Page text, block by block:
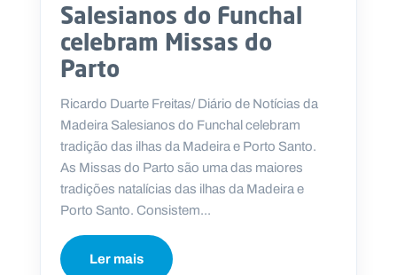
Salesianos do Funchal
celebram Missas do
Parto
Ricardo Duarte Freitas/ Diário de Notícias da
Madeira Salesianos do Funchal celebram
tradição das ilhas da Madeira e Porto Santo.
As Missas do Parto são uma das maiores
tradições natalícias das ilhas da Madeira e
Porto Santo. Consistem...
Ler mais